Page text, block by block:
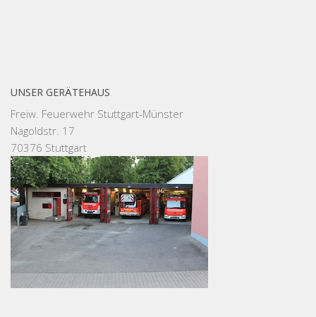
UNSER GERÄTEHAUS
Freiw. Feuerwehr Stuttgart-Münster
Nagoldstr. 17
70376 Stuttgart